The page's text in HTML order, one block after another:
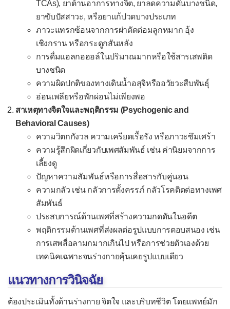
ปวดข้อศอก
ปวดข้อมือและมือ
ปวดข้อสะโพก
ปวดข้อเข่า
ปวดข้อเท้าและเท้า
ปวดคอ
ปวดท้องเฉียบพลัน
ปวดท้องเรื้อรัง
ปวดท้องในเด็ก
ปวดที่ใบหน้า
ปวดศีรษะ
ปวดหลัง
เป็นลม
เวียนศีรษะ
เสียงแหบ
TCAs), ยาต้านอาการทางจิต, ยาลดความดันบางชนิด,
ยาขับปัสสาวะ, หรือยาแก้ปวดบางประเภท
ภาวะแทรกซ้อนจากการผ่าตัดต่อมลูกหมาก อุ้ง
เชิงกราน หรือกระดูกสันหลัง
การดื่มแอลกอฮอล์ในปริมาณมากหรือใช้สารเสพติด
บางชนิด
ความผิดปกติของทางเดินน้ำอสุจิหรืออวัยวะสืบพันธุ์
อ่อนเพลียหรือพักผ่อนไม่เพียงพอ
สาเหตุทางจิตใจและพฤติกรรม (Psychogenic and
Behavioral Causes)
ความวิตกกังวล ความเครียดเรื้อรัง หรือภาวะซึมเศร้า
ความรู้สึกผิดเกี่ยวกับเพศสัมพันธ์ เช่น ค่านิยมจากการ
เลี้ยงดู
ปัญหาความสัมพันธ์หรือการสื่อสารกับคู่นอน
ความกลัว เช่น กลัวการตั้งครรภ์ กลัวโรคติดต่อทางเพศ
สัมพันธ์
ประสบการณ์ด้านเพศที่สร้างความกดดันในอดีต
พฤติกรรมด้านเพศที่ส่งผลต่อรูปแบบการตอบสนอง เช่น
การเสพสื่อลามกมากเกินไป หรือการช่วยตัวเองด้วย
เทคนิคเฉพาะจนร่างกายคุ้นเคยรูปแบบเดียว
แนวทางการวินิจฉัย
ต้องประเมินทั้งด้านร่างกาย จิตใจ และบริบทชีวิต โดยแพทย์มัก